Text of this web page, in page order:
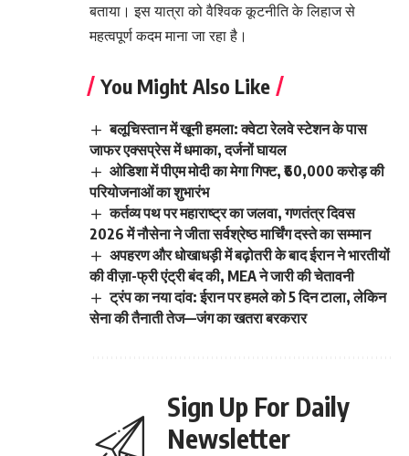
बताया। इस यात्रा को वैश्विक कूटनीति के लिहाज से
महत्वपूर्ण कदम माना जा रहा है।
You Might Also Like
बलूचिस्तान में खूनी हमला: क्वेटा रेलवे स्टेशन के पास
जाफर एक्सप्रेस में धमाका, दर्जनों घायल
ओडिशा में पीएम मोदी का मेगा गिफ्ट, ₹60,000 करोड़ की
परियोजनाओं का शुभारंभ
कर्तव्य पथ पर महाराष्ट्र का जलवा, गणतंत्र दिवस
2026 में नौसेना ने जीता सर्वश्रेष्ठ मार्चिंग दस्ते का सम्मान
अपहरण और धोखाधड़ी में बढ़ोतरी के बाद ईरान ने भारतीयों
की वीज़ा-फ्री एंट्री बंद की, MEA ने जारी की चेतावनी
ट्रंप का नया दांव: ईरान पर हमले को 5 दिन टाला, लेकिन
सेना की तैनाती तेज—जंग का खतरा बरकरार
Sign Up For Daily
Newsletter